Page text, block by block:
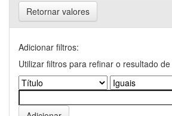
Retornar valores
Adicionar filtros:
Utilizar filtros para refinar o resultado